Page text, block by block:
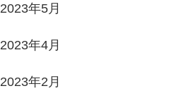
2023年5月
2023年4月
2023年2月